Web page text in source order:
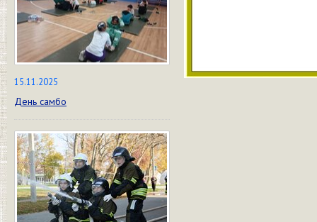
15.11.2025
День самбо